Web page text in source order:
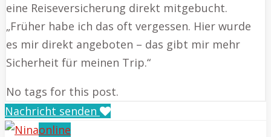
eine Reiseversicherung direkt mitgebucht.
„Früher habe ich das oft vergessen. Hier wurde
es mir direkt angeboten – das gibt mir mehr
Sicherheit für meinen Trip.“
No tags for this post.
Nachricht senden
online